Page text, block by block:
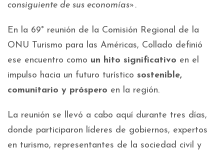
consiguiente de sus economías».
En la 69° reunión de la Comisión Regional de la
ONU Turismo para las Américas, Collado definió
ese encuentro como un hito significativo en el
impulso hacia un futuro turístico sostenible,
comunitario y próspero en la región.
La reunión se llevó a cabo aquí durante tres días,
donde participaron líderes de gobiernos, expertos
en turismo, representantes de la sociedad civil y